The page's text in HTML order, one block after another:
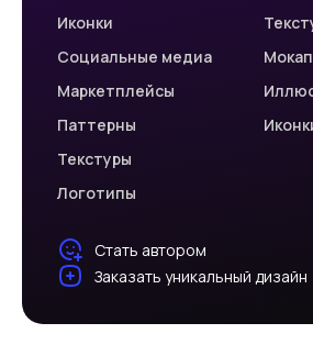
Иконки
Социальные медиа
Маркетплейсы
Паттерны
Текстуры
Логотипы
Стать автором
Заказать уникальный дизайн